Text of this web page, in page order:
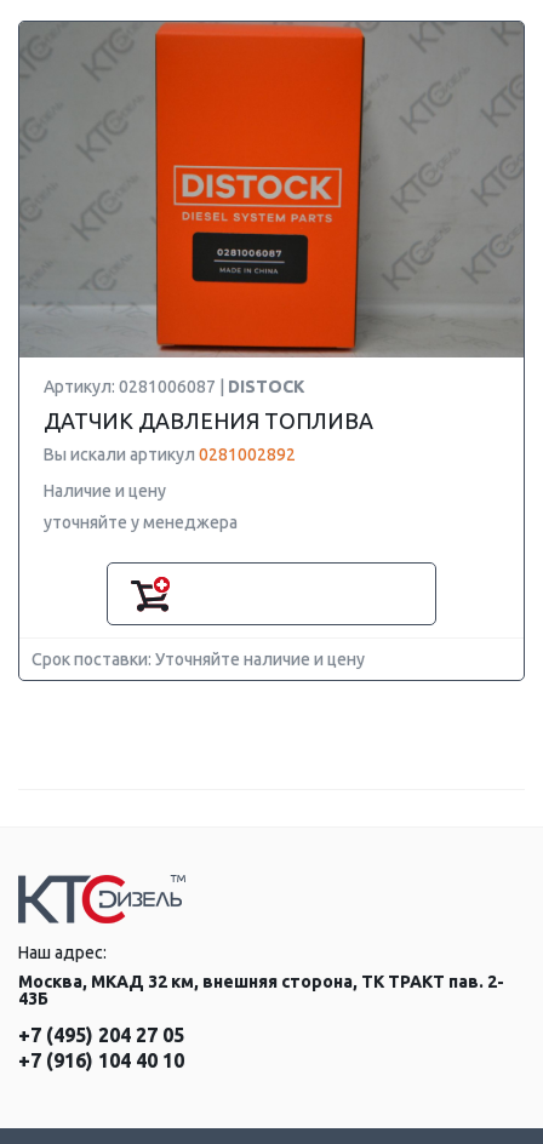
Артикул: 0281006087 | DISTOCK
ДАТЧИК ДАВЛЕНИЯ ТОПЛИВА
Вы искали артикул 0281002892
Наличие и цену
уточняйте у менеджера
Срок поставки: Уточняйте наличие и цену
Наш адрес:
Москва, МКАД 32 км, внешняя сторона, ТК ТРАКТ пав. 2-
43Б
+7 (495) 204 27 05
+7 (916) 104 40 10